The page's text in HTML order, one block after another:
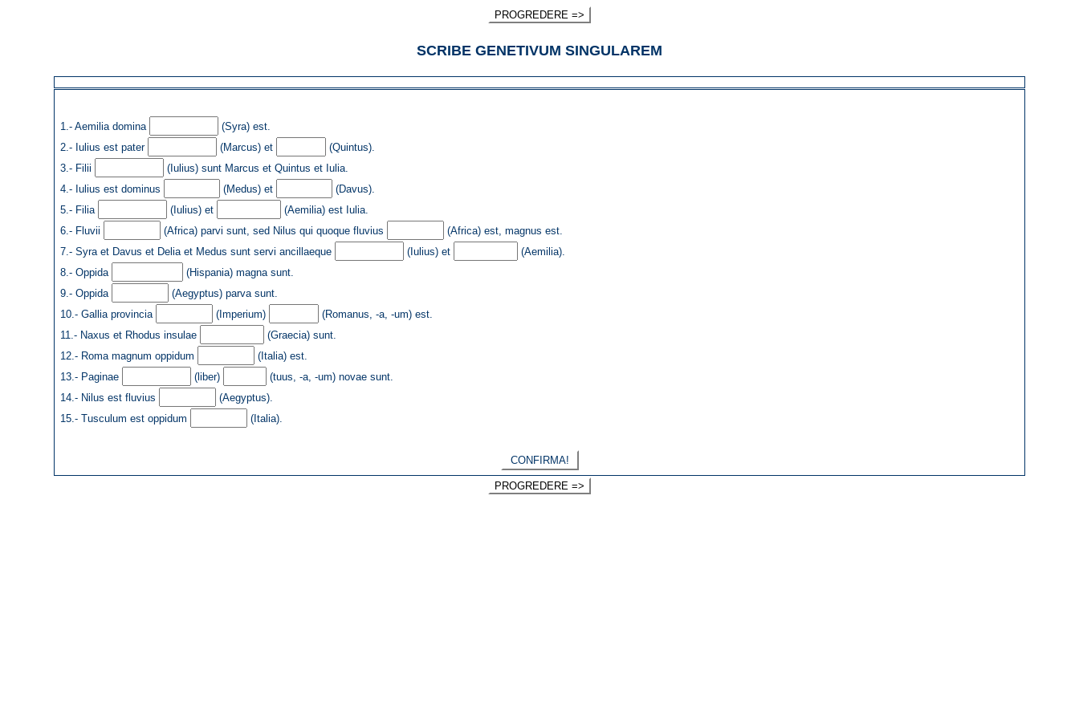
PROGREDERE =>
SCRIBE GENETIVUM SINGULAREM
1.- Aemilia domina
(Syra) est.
2.- Iulius est pater
(Marcus) et
(Quintus).
3.- Filii
(Iulius) sunt Marcus et Quintus et Iulia.
4.- Iulius est dominus
(Medus) et
(Davus).
5.- Filia
(Iulius) et
(Aemilia) est Iulia.
6.- Fluvii
(Africa) parvi sunt, sed Nilus qui quoque fluvius
(Africa) est, magnus est.
7.- Syra et Davus et Delia et Medus sunt servi ancillaeque
(Iulius) et
(Aemilia).
8.- Oppida
(Hispania) magna sunt.
9.- Oppida
(Aegyptus) parva sunt.
10.- Gallia provincia
(Imperium)
(Romanus, -a, -um) est.
11.- Naxus et Rhodus insulae
(Graecia) sunt.
12.- Roma magnum oppidum
(Italia) est.
13.- Paginae
(liber)
(tuus, -a, -um) novae sunt.
14.- Nilus est fluvius
(Aegyptus).
15.- Tusculum est oppidum
(Italia).
CONFIRMA!
PROGREDERE =>